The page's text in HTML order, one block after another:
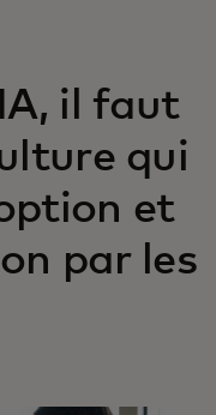
il faut
qui
et
par les